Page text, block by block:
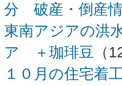
分 破産・倒産
東南アジアの洪
ア ＋珈琲豆 （
１０月の住宅着